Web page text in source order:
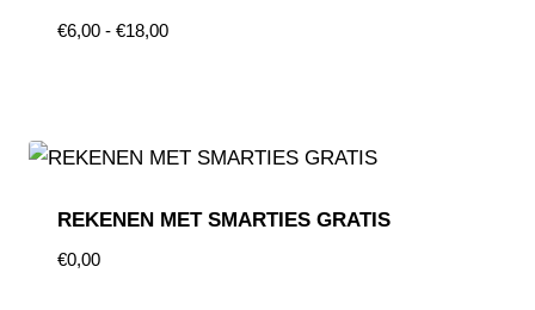
€6,00 - €18,00
REKENEN MET SMARTIES GRATIS
€0,00